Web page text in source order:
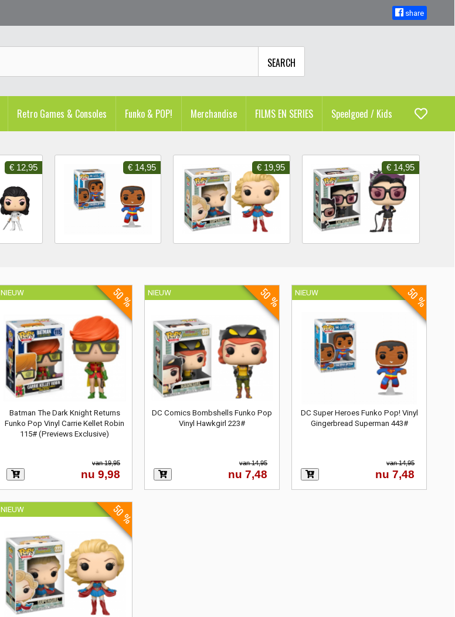
share
SEARCH
Retro Games & Consoles Funko & POP! Merchandise FILMS EN SERIES Speelgoed / Kids
€ 12,95 € 14,95 € 19,95 € 14,95
NIEUW
Batman The Dark Knight Returns
Funko Pop Vinyl Carrie Kellet Robin
115# (Previews Exclusive)
50 %
van 19,95
nu 9,98
NIEUW
DC Comics Bombshells Funko Pop
Vinyl Hawkgirl 223#
50 %
van 14,95
nu 7,48
NIEUW
DC Super Heroes Funko Pop! Vinyl
Gingerbread Superman 443#
50 %
van 14,95
nu 7,48
NIEUW 50 %